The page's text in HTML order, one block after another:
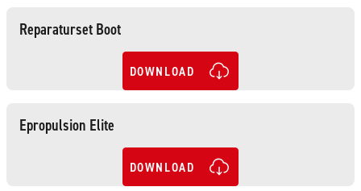
Reparaturset Boot
DOWNLOAD
Epropulsion Elite
DOWNLOAD